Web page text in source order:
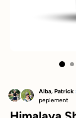
Alba, Patrick
peplement